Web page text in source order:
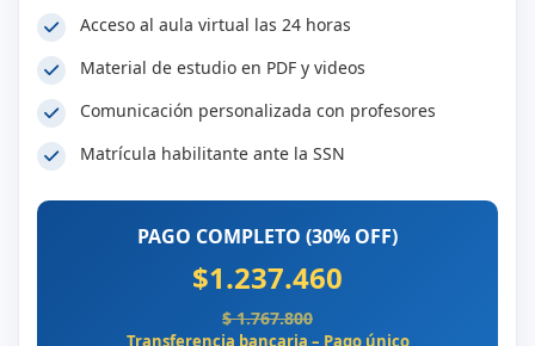
Acceso al aula virtual las 24 horas
Material de estudio en PDF y videos
Comunicación personalizada con profesores
Matrícula habilitante ante la SSN
PAGO COMPLETO (30% OFF)
$1.237.460
$1.767.800
Transferencia bancaria – Pago único